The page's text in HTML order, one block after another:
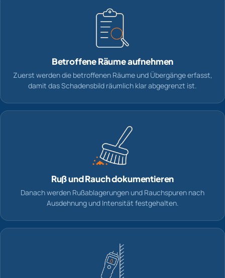
Betroffene Räume aufnehmen
Zuerst werden die betroffenen Räume und Übergänge erfasst,
damit das Schadensbild räumlich klar abgegrenzt ist.
Ruß und Rauch dokumentieren
Danach werden Rußablagerungen und Rauchspuren nach
Ausdehnung und Intensität festgehalten.